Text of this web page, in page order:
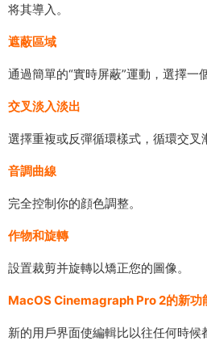
将其導入。
遮蔽區域
通過簡單的“實時屏蔽”運動，選擇一
交叉淡入淡出
選擇重複或反彈循環樣式，循環交叉
音調曲線
完全控制你的顔色調整。
作物和旋轉
設置裁剪并旋轉以矯正您的圖像。
MacOS Cinemagraph Pro 2的新功
新的用戶界面使編輯比以往任何時候